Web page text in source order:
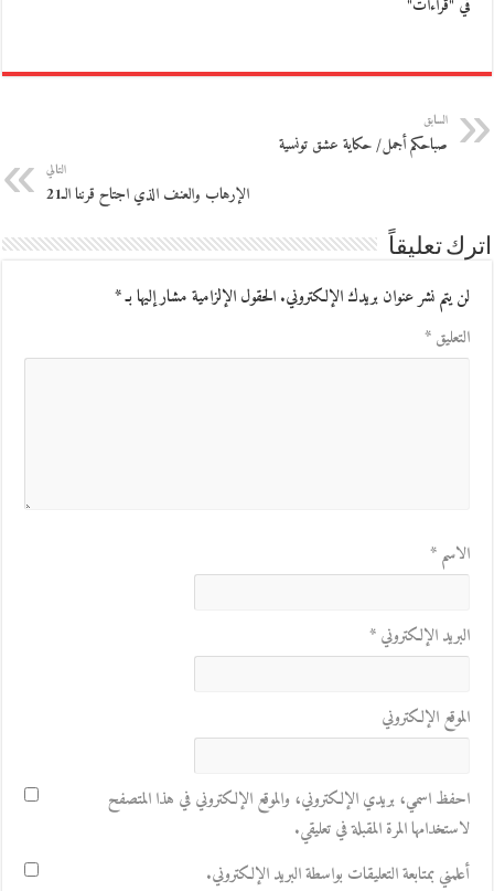
في "قراءات"
السابق
صباحكم أجمل/ حكاية عشق تونسية
التالي
الإرهاب والعنف الذي اجتاح قرننا الـ21
اترك تعليقاً
لن يتم نشر عنوان بريدك الإلكتروني.الحقول الإلزامية مشار إليها بـ*
التعليق*
الاسم*
البريد الإلكتروني*
الموقع الإلكتروني
احفظ اسمي، بريدي الإلكتروني، والموقع الإلكتروني في هذا المتصفح
لاستخدامها المرة المقبلة في تعليقي.
أعلمني بمتابعة التعليقات بواسطة البريد الإلكتروني.